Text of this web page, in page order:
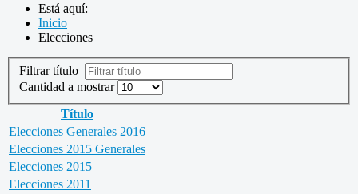
Está aquí:
Inicio
Elecciones
Filtrar título
Cantidad a mostrar
Título
Elecciones Generales 2016
Elecciones 2015 Generales
Elecciones 2015
Elecciones 2011